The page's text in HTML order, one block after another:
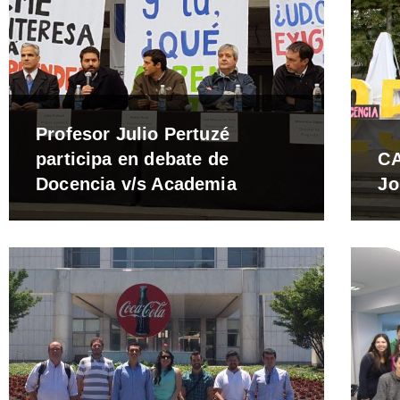
Profesor Julio Pertuzé
participa en debate de
Docencia v/s Academia